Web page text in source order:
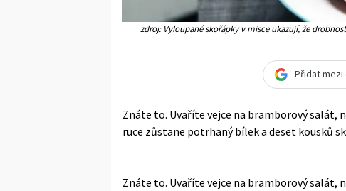
zdroj: Vyloupané skořápky v misce ukazují, že
Přidat mezi
Znáte to. Uvaříte vejce na bramborový salát,
ruce zůstane potrhaný bílek a deset kousků
Znáte to. Uvaříte vejce na bramborový salát,